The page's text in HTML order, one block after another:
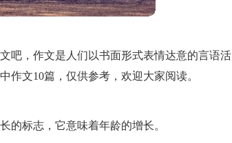
吧，作文是人们以书面形式表情达意的言语活
作文10篇，仅供参考，欢迎大家阅读。
的标志，它意味着年龄的增长。